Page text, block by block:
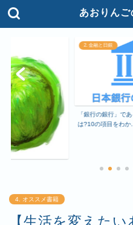
あおりん
る日本銀行の役割と
2. 金融と日銀
4. オススメ書籍
【生活を変えた